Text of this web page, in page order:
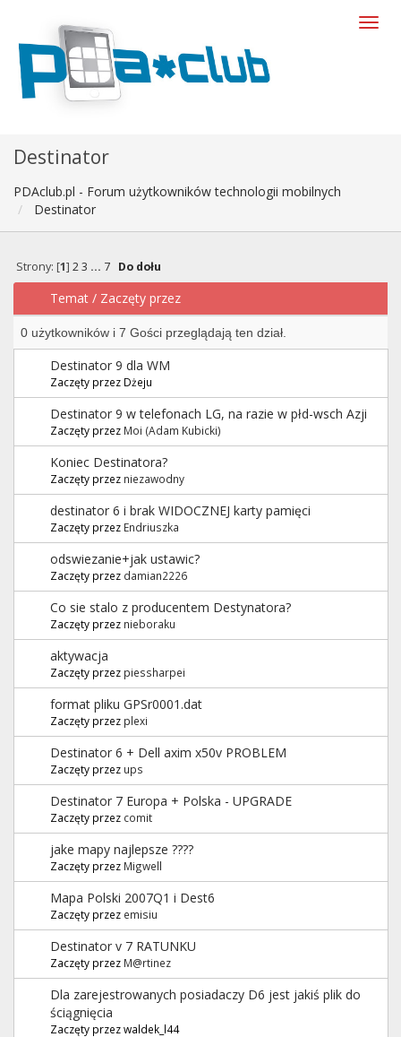
Destinator
PDAclub.pl - Forum użytkowników technologii mobilnych
Destinator
Strony: [1] 2 3 ... 7 Do dołu
Temat / Zaczęty przez
0 użytkowników i 7 Gości przeglądają ten dział.
Destinator 9 dla WM
Zaczęty przez Dżeju
Destinator 9 w telefonach LG, na razie w płd-wsch Azji
Zaczęty przez Moi (Adam Kubicki)
Koniec Destinatora?
Zaczęty przez niezawodny
destinator 6 i brak WIDOCZNEJ karty pamięci
Zaczęty przez Endriuszka
odswiezanie+jak ustawic?
Zaczęty przez damian2226
Co sie stalo z producentem Destynatora?
Zaczęty przez nieboraku
aktywacja
Zaczęty przez piessharpei
format pliku GPSr0001.dat
Zaczęty przez plexi
Destinator 6 + Dell axim x50v PROBLEM
Zaczęty przez ups
Destinator 7 Europa + Polska - UPGRADE
Zaczęty przez comit
jake mapy najlepsze ????
Zaczęty przez Migwell
Mapa Polski 2007Q1 i Dest6
Zaczęty przez emisiu
Destinator v 7 RATUNKU
Zaczęty przez M@rtinez
Dla zarejestrowanych posiadaczy D6 jest jakiś plik do
ściągnięcia
Zaczęty przez waldek_l44